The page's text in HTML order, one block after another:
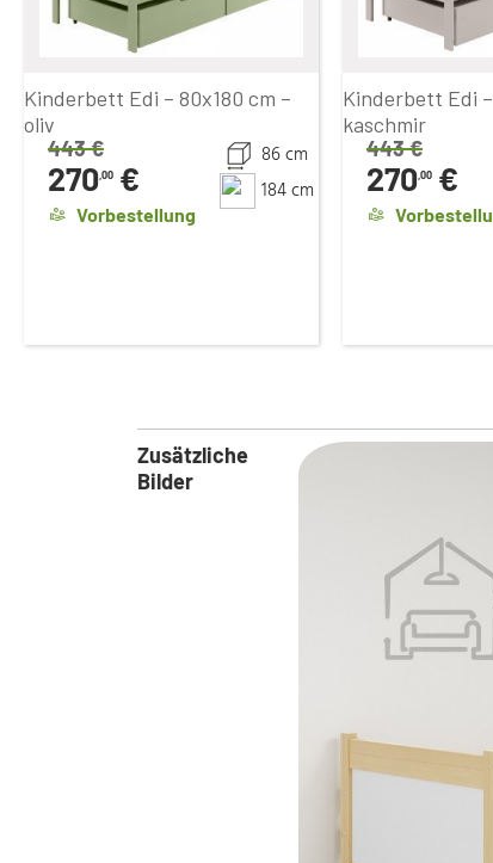
Kinderbett Edi – 80x180 cm –
oliv
443€
270,00 €
Vorbestellung
86 cm
184 cm
Kinderbett Edi
kaschmir
443€
270,00 €
Zusätzliche
Bilder